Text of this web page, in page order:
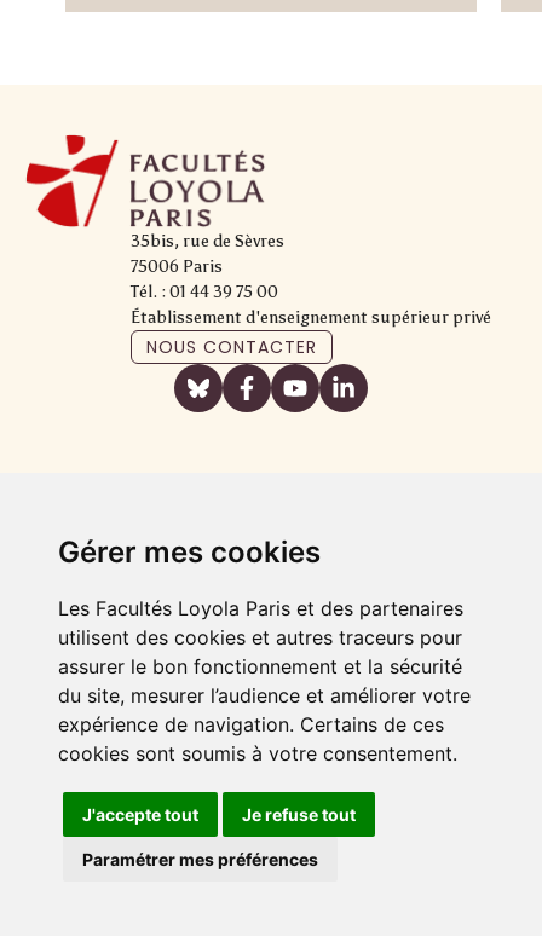
Gérer mes cookies
Les Facultés Loyola Paris et des partenaires
utilisent des cookies et autres traceurs pour
assurer le bon fonctionnement et la sécurité
du site, mesurer l’audience et améliorer votre
expérience de navigation. Certains de ces
cookies sont soumis à votre consentement.
J'accepte tout Je refuse tout
Paramétrer mes préférences
35bis, rue de Sèvres
75006 Paris
Tél. : 01 44 39 75 00
Établissement d'enseignement supérieur privé
NOUS CONTACTER
Plan du site
FAIRE UN DON